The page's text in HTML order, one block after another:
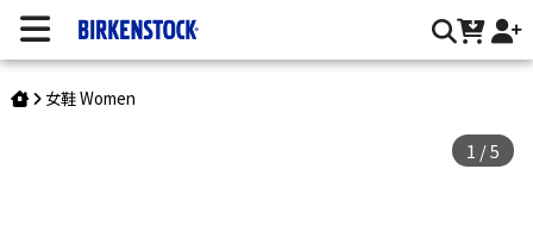
Arizona/合成皮 | 台灣勃肯官方網站
女鞋 Women
1 /5